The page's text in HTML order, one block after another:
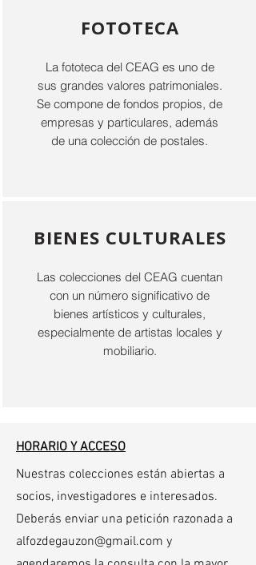
FOTOTECA
La fototeca del CEAG es uno de
sus grandes valores patrimoniales.
Se compone de fondos propios, de
empresas y particulares, además
de una colección de postales.
BIENES CULTURALES
Las colecciones del CEAG cuentan
con un número significativo de
bienes artísticos y culturales,
especialmente de artistas locales y
mobiliario.
HORARIO Y ACCESO
Nuestras colecciones están abiertas a
socios, investigadores e interesados.
Deberás enviar una petición razonada a
alfozdegauzon@gmail.com y